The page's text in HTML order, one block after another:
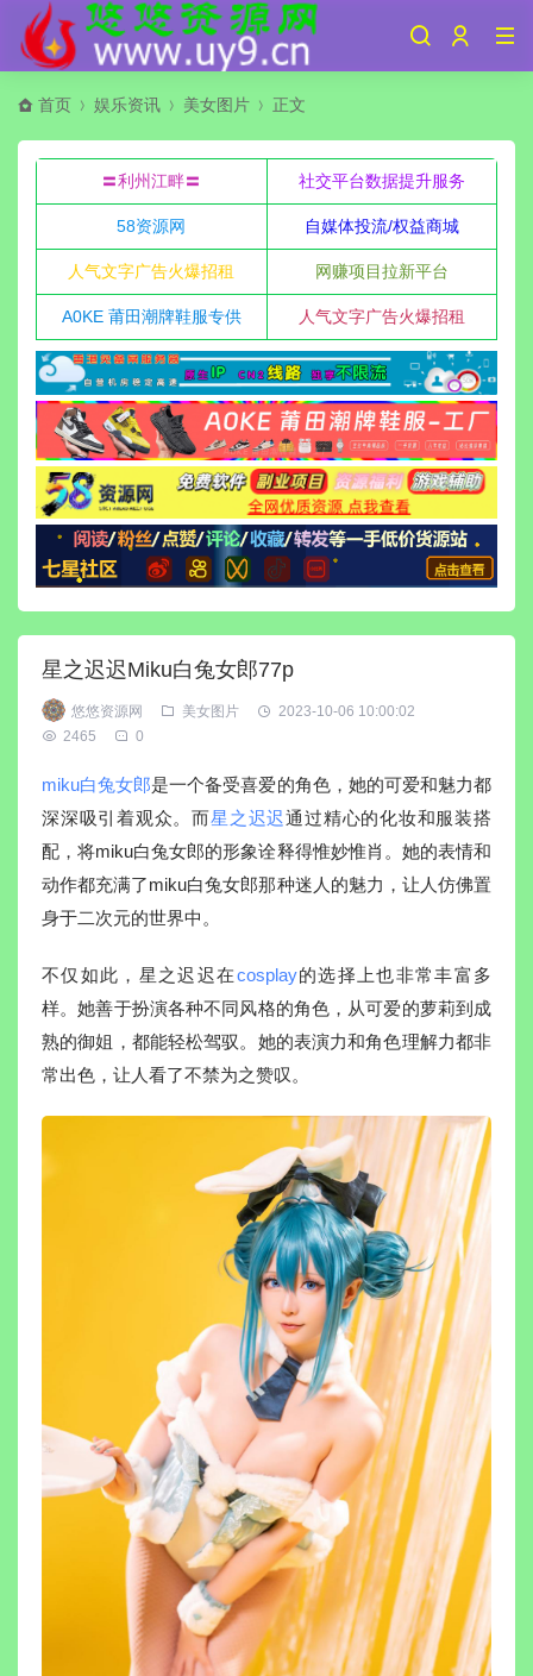
首页 娱乐资讯 美女图片 正文
〓利州江畔〓 社交平台数据提升服务
58资源网 自媒体投流/权益商城
人气文字广告火爆招租 网赚项目拉新平台
A0KE 莆田潮牌鞋服专供 人气文字广告火爆招租
星之迟迟Miku白兔女郎77p
悠悠资源网 美女图片
2023-10-06 10:00:02
2465
0
miku白兔女郎是一个备受喜爱的角色，她的可爱和魅力都
深深吸引着观众。而星之迟迟通过精心的化妆和服装搭
配，将miku白兔女郎的形象诠释得惟妙惟肖。她的表情和
动作都充满了miku白兔女郎那种迷人的魅力，让人仿佛置
身于二次元的世界中。
不仅如此，星之迟迟在cosplay的选择上也非常丰富多
样。她善于扮演各种不同风格的角色，从可爱的萝莉到成
熟的御姐，都能轻松驾驭。她的表演力和角色理解力都非
常出色，让人看了不禁为之赞叹。